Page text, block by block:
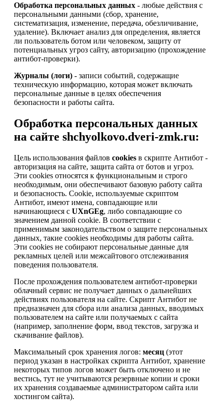
Обработка персональных данных - любые действия с
персональными данными (сбор, хранение,
систематизация, изменение, передача, обезличивание,
удаление). Включает анализ для определения, является
ли пользователь ботом или человеком, защиту от
потенциальных угроз сайту, авторизацию (прохождение
антибот-проверки).
Журналы (логи) - записи событий, содержащие
техническую информацию, которая может включать
персональные данные в целях обеспечения
безопасности и работы сайта.
Обработка персональных данных
на сайте shchyolkovo.dveri-zmk.ru:
Цель использования файлов cookies в скрипте Антибот -
авторизация на сайте, защита сайта от ботов и угроз.
Эти cookies относятся к функциональным и строго
необходимым, они обеспечивают базовую работу сайта
и безопасность. Cookie, используемые скриптом
Антибот, имеют имена, совпадающие или
начинающиеся с UXnGEg, либо совпадающие со
значением данной cookie. В соответствии с
применимым законодательством о защите персональных
данных, такие cookies необходимы для работы сайта.
Эти cookies не собирают персональные данные для
рекламных целей или межсайтового отслеживания
поведения пользователя.
После прохождения пользователем антибот-проверки
облачный сервис не получает данных о дальнейших
действиях пользователя на сайте. Скрипт Антибот не
предназначен для сбора или анализа данных, вводимых
пользователем на сайте или получаемых с сайта
(например, заполнение форм, ввод текстов, загрузка и
скачивание файлов).
Максимальный срок хранения логов: месяц (этот
период указан в настройках скрипта Антибот, хранение
некоторых типов логов может быть отключено и не
вестись, тут не учитываются резервные копии и сроки
их хранения создаваемые администратором сайта или
хостингом сайта).